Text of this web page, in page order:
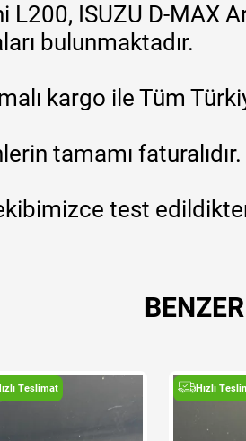
L200, ISUZU D-MAX
bulunmaktadır.
kargo ile Tüm
tamamı faturalıdır.
test
Teslimat Hızlı